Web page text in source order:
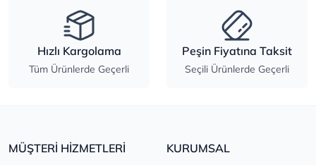
Hızlı Kargolama
Tüm Ürünlerde Geçerli
Peşin Fiyatına Taksit
Seçili Ürünlerde Geçerli
MÜŞTERİ HİZMETLERİ KURUMSAL